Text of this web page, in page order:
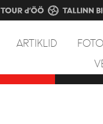
ARTIKLID